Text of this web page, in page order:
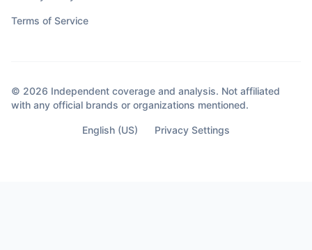
Terms of Service
© 2026 Independent coverage and analysis. Not affiliated
with any official brands or organizations mentioned.
English (US) Privacy Settings